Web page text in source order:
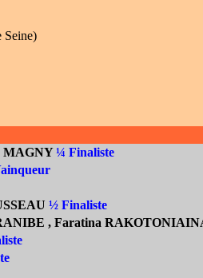
Seine)
MAGNY¼ Finaliste
½ Finaliste
, Faratina